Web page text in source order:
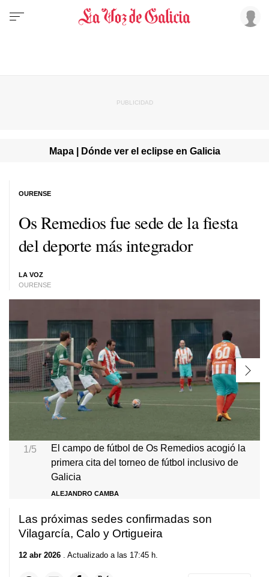
Mapa | Dónde ver el eclipse en Galicia
Os Remedios fue sede de la fiesta
del deporte más integrador
LA VOZ
OURENSE
OURENSE
1/5
El campo de fútbol de Os Remedios acogió la
primera cita del torneo de fútbol inclusivo de
Galicia
ALEJANDRO CAMBA
Las próximas sedes confirmadas son
Vilagarcía, Calo y Ortigueira
12 abr 2026 . Actualizado a las 17:45 h.